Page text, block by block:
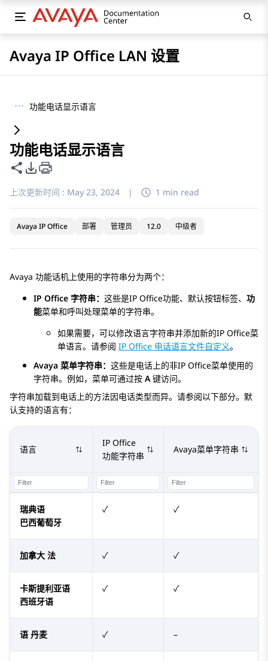
Avaya IP Office LAN 设置
··· 功能电话显示语言
功能电话显示语言
共享此页面
PDF 导出选项
上次更新时间 : May 23, 2024 | 1 min read
Avaya IP Office 部署 管理员 12.0 中级者
Avaya 功能话机上使用的字符串分为两个：
IP Office 字符串： 这些是IP Office功能、默认按钮标签、 功
能菜单和呼叫处理菜单的字符串。
如果需要，可以修改语言字符串并添加新的IP Office菜
单语言。请参阅 IP Office 电话语言文件自定义。
Avaya 菜单字符串： 这些是电话上的非IP Office菜单使用的
字符串。例如，菜单可通过按 A键访问。
字符串加载到电话上的方法因电话类型而异。请参阅以下部分。默
认支持的语言有：
语言
IP Office
功能字符串
Avaya菜单字符串
瑞典语
巴西葡萄牙
✓ ✓
加拿大 法 ✓ ✓
卡斯提利亚语
西班牙语
✓ ✓
语 丹麦 ✓ –